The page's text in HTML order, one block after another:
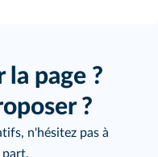
la page ?
?
n'hésitez pas à
part.